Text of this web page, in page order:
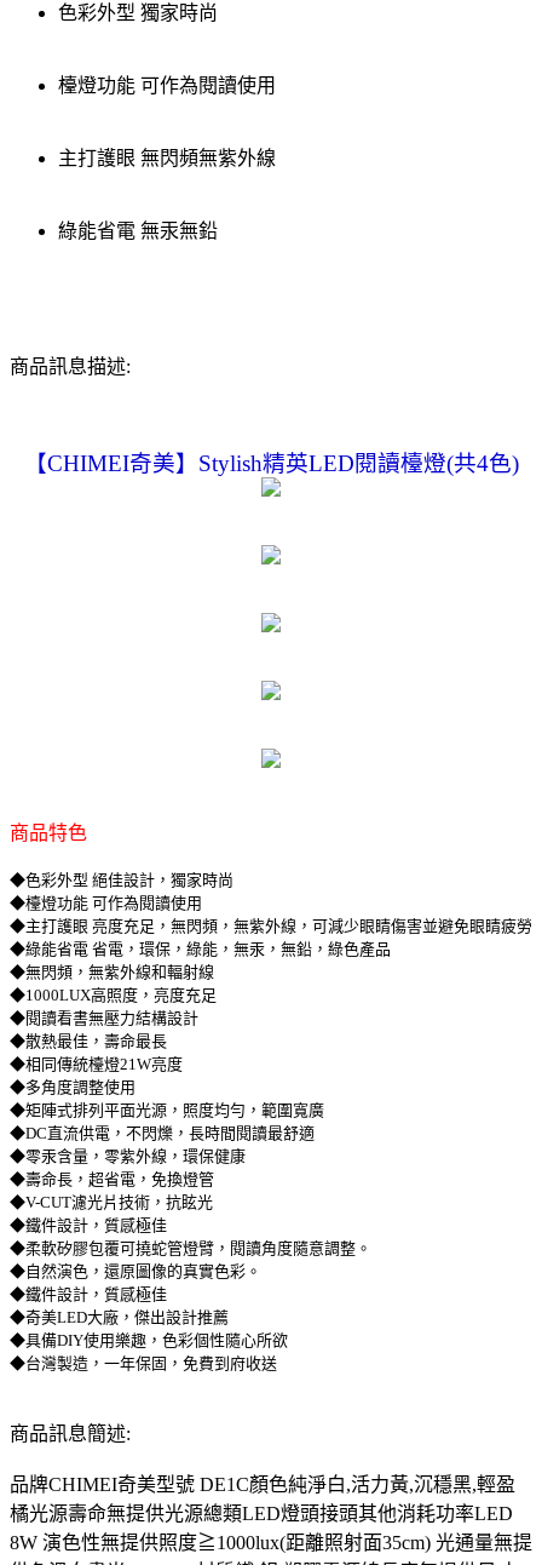
色彩外型 獨家時尚
檯燈功能 可作為閱讀使用
主打護眼 無閃頻無紫外線
綠能省電 無汞無鉛
商品訊息描述:
【CHIMEI奇美】Stylish精英LED閱讀檯燈(共4色)
商品特色
◆色彩外型 絕佳設計，獨家時尚
◆檯燈功能 可作為閱讀使用
◆主打護眼 亮度充足，無閃頻，無紫外線，可減少眼睛傷害並避免眼睛疲勞
◆綠能省電 省電，環保，綠能，無汞，無鉛，綠色產品
◆無閃頻，無紫外線和輻射線
◆1000LUX高照度，亮度充足
◆閱讀看書無壓力結構設計
◆散熱最佳，壽命最長
◆相同傳統檯燈21W亮度
◆多角度調整使用
◆矩陣式排列平面光源，照度均勻，範圍寬廣
◆DC直流供電，不閃爍，長時間閱讀最舒適
◆零汞含量，零紫外線，環保健康
◆壽命長，超省電，免換燈管
◆V-CUT濾光片技術，抗眩光
◆鐵件設計，質感極佳
◆柔軟矽膠包覆可撓蛇管燈臂，閱讀角度隨意調整。
◆自然演色，還原圖像的真實色彩。
◆鐵件設計，質感極佳
◆奇美LED大廠，傑出設計推薦
◆具備DIY使用樂趣，色彩個性隨心所欲
◆台灣製造，一年保固，免費到府收送
商品訊息簡述:
品牌CHIMEI奇美型號 DE1C顏色純淨白,活力黃,沉穩黑,輕盈
橘光源壽命無提供光源總類LED燈頭接頭其他消耗功率LED
8W 演色性無提供照度≧1000lux(距離照射面35cm) 光通量無提